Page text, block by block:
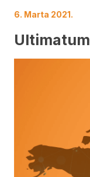
6. Marta 2021.
Ultimatum